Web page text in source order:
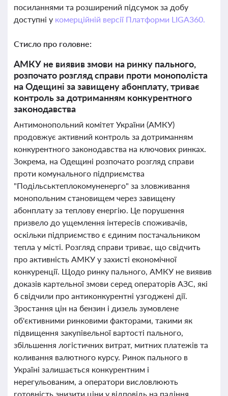
посиланнями та розширений підсумок за добу
доступні у комерційній версії Платформи LIGA360.
Стисло про головне:
АМКУ не виявив змови на ринку пального,
розпочато розгляд справи проти монополіста
на Одещині за завищену абонплату, триває
контроль за дотриманням конкурентного
законодавства
Антимонопольний комітет України (АМКУ)
продовжує активний контроль за дотриманням
конкурентного законодавства на ключових ринках.
Зокрема, на Одещині розпочато розгляд справи
проти комунального підприємства
"Подільськтеплокомуненерго" за зловживання
монопольним становищем через завищену
абонплату за теплову енергію. Це порушення
призвело до ущемлення інтересів споживачів,
оскільки підприємство є єдиним постачальником
тепла у місті. Розгляд справи триває, що свідчить
про активність АМКУ у захисті економічної
конкуренції. Щодо ринку пального, АМКУ не виявив
доказів картельної змови серед операторів АЗС, які
б свідчили про антиконкурентні узгоджені дії.
Зростання цін на бензин і дизель зумовлене
об'єктивними ринковими факторами, такими як
підвищення закупівельної вартості пального,
збільшення логістичних витрат, митних платежів та
коливання валютного курсу. Ринок пального в
Україні залишається конкурентним і
нерегульованим, а оператори висловлюють
готовність знизити ціни у відповідь на падіння